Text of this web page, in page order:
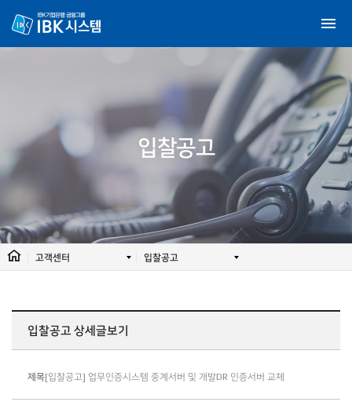
입찰공고
고객센터 입찰공고
입찰공고 상세글보기
제목[입찰공고] 업무인증시스템 중계서버 및 개발DR 인증서버 교체